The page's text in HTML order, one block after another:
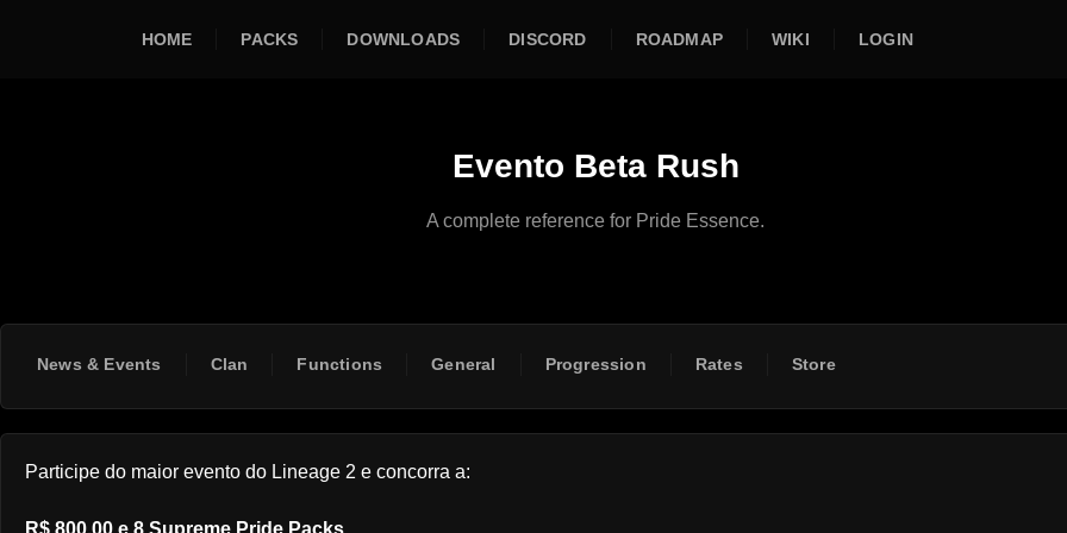
HOME PACKS DOWNLOADS DISCORD ROADMAP WIKI LOGIN
Evento Beta Rush
A complete reference for Pride Essence.
News & Events Clan Functions General Progression Rates Store
Participe do maior evento do Lineage 2 e concorra a: